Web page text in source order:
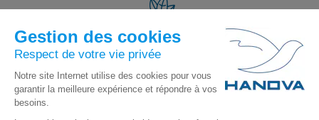
Impact environnemental optimisé